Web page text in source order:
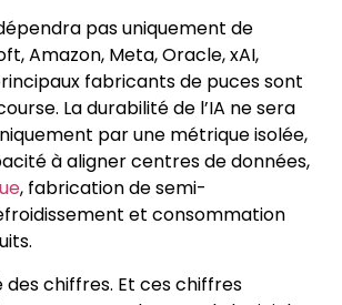
pas uniquement de
Amazon, Meta, Oracle, xAI,
fabricants de puces sont
La durabilité de l’IA ne sera
par une métrique isolée,
à aligner centres de données,
, fabrication de semi-
et consommation
des chiffres. Et ces chiffres